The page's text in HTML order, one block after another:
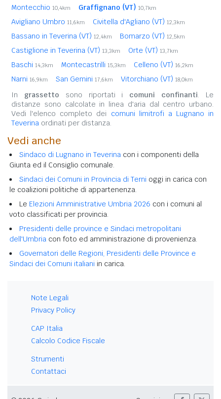
Montecchio 10,4km Graffignano (VT) 10,7km
Avigliano Umbro 11,6km Civitella d'Agliano (VT) 12,3km
Bassano in Teverina (VT) 12,4km Bomarzo (VT) 12,5km
Castiglione in Teverina (VT) 13,3km Orte (VT) 13,7km
Baschi 14,3km Montecastrilli 15,3km Celleno (VT) 16,2km
Narni 16,9km San Gemini 17,6km Vitorchiano (VT) 18,0km
In grassetto sono riportati i comuni confinanti. Le
distanze sono calcolate in linea d'aria dal centro urbano.
Vedi l'elenco completo dei comuni limitrofi a Lugnano in
Teverina ordinati per distanza.
Vedi anche
Sindaco di Lugnano in Teverina con i componenti della
Giunta ed il Consiglio comunale.
Sindaci dei Comuni in Provincia di Terni oggi in carica con
le coalizioni politiche di appartenenza.
Le Elezioni Amministrative Umbria 2026 con i comuni al
voto classificati per provincia.
Presidenti delle province e Sindaci metropolitani
dell'Umbria con foto ed amministrazione di provenienza.
Governatori delle Regioni, Presidenti delle Province e
Sindaci dei Comuni italiani in carica.
Note Legali
Privacy Policy
CAP Italia
Calcolo Codice Fiscale
Strumenti
Contattaci